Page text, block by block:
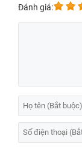
Địa chỉ
TP.HCM
Đánh giá: